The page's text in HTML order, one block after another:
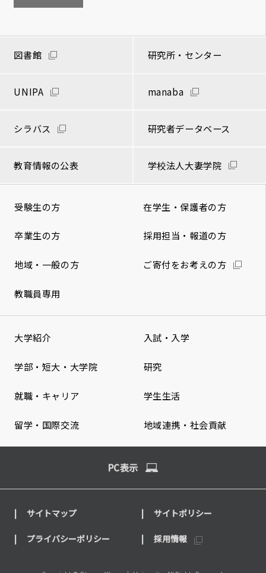
図書館 研究所・センター
UNIPA manaba
シラバス 研究者データベース
教育情報の公表 学校法人大妻学院
受験生の方 在学生・保護者の方
卒業生の方 採用担当・報道の方
地域・一般の方 ご寄付をお考えの方
教職員専用
大学紹介 入試・入学
学部・短大・大学院 研究
就職・キャリア 学生生活
留学・国際交流 地域連携・社会貢献
PC表示
サイトマップ サイトポリシー
プライバシーポリシー 採用情報